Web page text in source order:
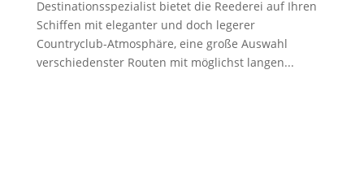
Destinationsspezialist bietet die Reederei auf Ihren
Schiffen mit eleganter und doch legerer
Countryclub-Atmosphäre, eine große Auswahl
verschiedenster Routen mit möglichst langen...